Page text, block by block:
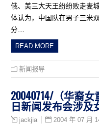
俄、美三大天王纷纷败走麦
体认为，中国队在男子三米
分…
READ MORE
新闻报导
20040714/（华裔
日新闻发布会涉及
jackjia 2004 年 07 月